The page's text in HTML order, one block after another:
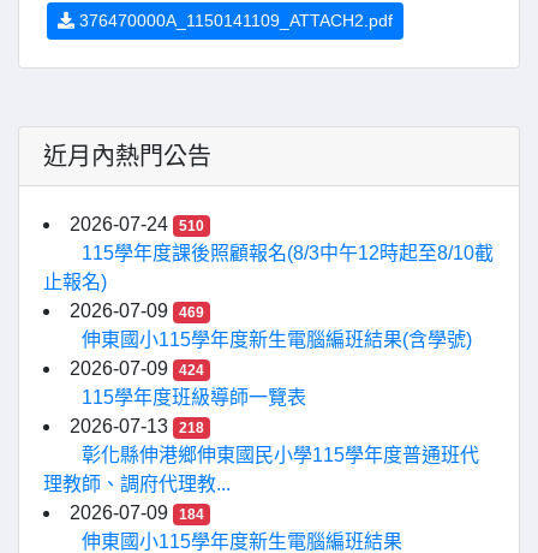
376470000A_1150141109_ATTACH2.pdf
近月內熱門公告
2026-07-24 510
115學年度課後照顧報名(8/3中午12時起至8/10截
止報名)
2026-07-09
469
伸東國小115學年度新生電腦編班結果(含學號)
2026-07-09
424
115學年度班級導師一覽表
2026-07-13
218
彰化縣伸港鄉伸東國民小學115學年度普通班代
理教師、調府代理教...
2026-07-09
184
伸東國小115學年度新生電腦編班結果